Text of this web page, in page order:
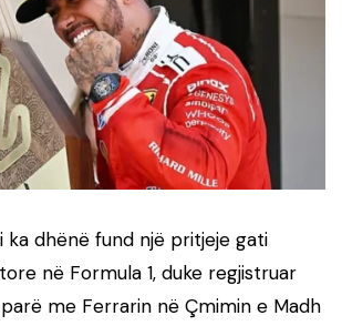
ka dhënë fund një pritjeje gati
në Formula 1, duke regjistruar
me Ferrarin në Çmimin e Madh